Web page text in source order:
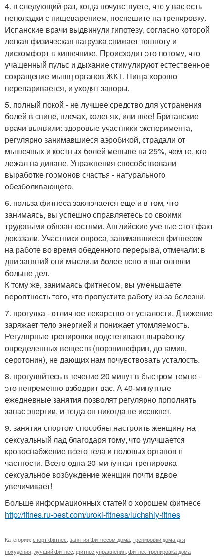
4. в следующий раз, когда почувствуете, что у вас есть
неполадки с пищеварением, поспешите на тренировку.
Испанские врачи выдвинули гипотезу, согласно которой
легкая физическая нагрузка снижает тошноту и
дискомфорт в кишечнике. Происходит это потому, что
учащенный пульс и дыхание стимулируют естественное
сокращение мышц органов ЖКТ. Пища хорошо
переваривается, и уходят запоры.
5. полный покой - не лучшее средство для устранения
болей в спине, плечах, коленях, или шее! Британские
врачи выявили: здоровые участники эксперимента,
регулярно занимавшиеся аэробикой, страдали от
мышечных и костных болей меньше на 25%, чем те, кто
лежал на диване. Упражнения способствовали
выработке гормонов счастья - натурального
обезболивающего.
6. польза фитнеса заключается еще и в том, что
занимаясь, вы успешно справляетесь со своими
трудовыми обязанностями. Английские ученые этот факт
доказали. Участники опроса, занимавшиеся фитнесом
на работе во время обеденного перерыва, отмечали: в
дни занятий они мыслили более ясно и выполняли
больше дел.
К тому же, занимаясь фитнесом, вы уменьшаете
вероятность того, что пропустите работу из-за болезни.
7. прогулка - отличное лекарство от усталости. Движение
заряжает тело энергией и понижает утомляемость.
Регулярные тренировки подстегивают выработку
определенных веществ (норэпинефрин, допамин,
серотонин), не дающих нам почувствовать усталость.
8. прогуляйтесь в течение 20 минут в быстром темпе -
это непременно взбодрит вас. А 40-минутные
ежедневные занятия позволят регулярно пополнять
запас энергии, и тогда он никогда не иссякнет.
9. занятия спортом способны настроить женщину на
сексуальный лад благодаря тому, что улучшается
кровоснабжение всего тела и половых органов в
частности. Всего одна 20-минутная тренировка
сексуальное возбуждение женщин почти вдвое
увеличивает!
Больше информационных статей о хорошем фитнесе
http://fitnes.ru-best.com/uroki-fitnesa/luchshiy-fitnes
Категории: спорт фитнес, занятия фитнесом дома, тренировки дома для
похудения, лучший фитнес, фитнес упражнения, фитнес тренировка дома